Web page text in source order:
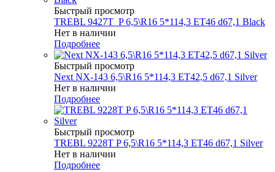
Быстрый просмотр
TREBL 9427T_P 6,5\R16 5*114,3 ET46 d67,1 Black
Нет в наличии
Подробнее
Быстрый просмотр
Next NX-143 6,5\R16 5*114,3 ET42,5 d67,1 Silver
Нет в наличии
Подробнее
Быстрый просмотр
TREBL 9228T P 6,5\R16 5*114,3 ET46 d67,1 Silver
Нет в наличии
Подробнее